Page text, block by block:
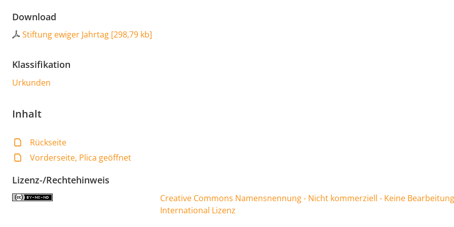
Download
Stiftung ewiger Jahrtag [298,79 kb]
Klassifikation
Urkunden
Inhalt
Rückseite
Vorderseite, Plica geöffnet
Lizenz-/Rechtehinweis
Creative Commons Namensnennung - Nicht kommerziell - Keine
International Lizenz